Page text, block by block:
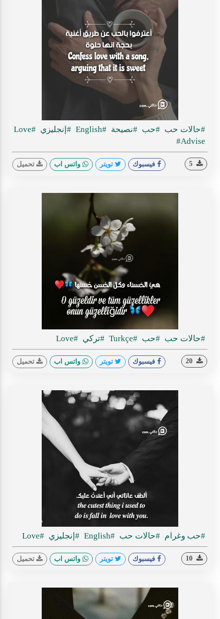
#حالات حب #حب #نصيحة #English #إنجليزي #Love
#Advise
فيسبوك تويتر واتس اب تحميل
#حالات حب #حب #Turkçe #تركي #Love
فيسبوك تويتر واتس اب تحميل
#حب وغرام #حالات حب #English #إنجليزي #Love
فيسبوك تويتر واتس اب تحميل